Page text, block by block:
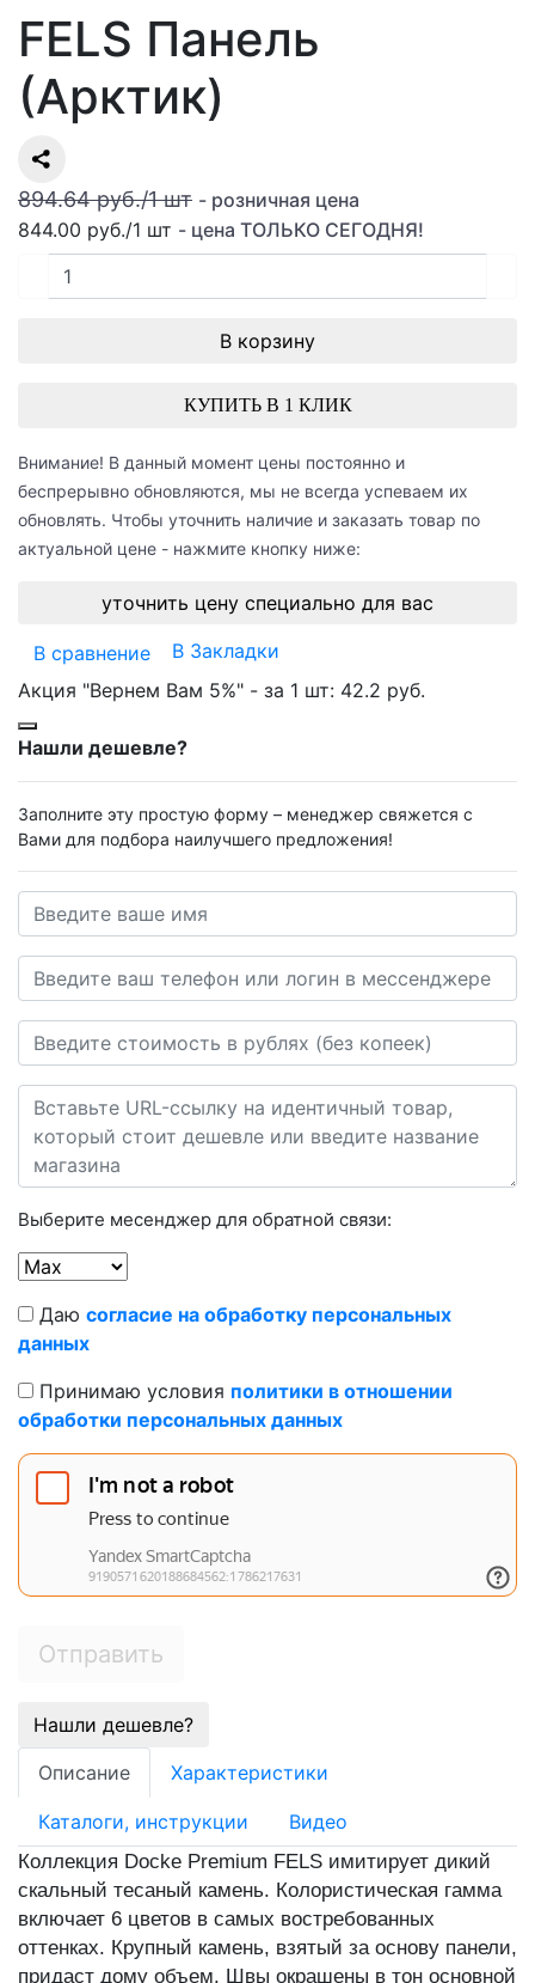
FELS Панель
(Арктик)
894.64 руб./1шт - розничная цена
844.00 руб./1 шт - цена ТОЛЬКО СЕГОДНЯ!
В корзину
КУПИТЬ В 1 КЛИК
Внимание! В данный момент цены постоянно и
беспрерывно обновляются, мы не всегда успеваем их
обновлять. Чтобы уточнить наличие и заказать товар по
актуальной цене - нажмите кнопку ниже:
уточнить цену специально для вас
В сравнение
В Закладки
Акция "Вернем Вам 5%" - за 1 шт: 42.2 руб.
Нашли дешевле?
Заполните эту простую форму – менеджер свяжется с
Вами для подбора наилучшего предложения!
Выберите месенджер для обратной связи:
Даю согласие на обработку персональных
данных
Принимаю условия политики в отношении
обработки персональных данных
Отправить
Нашли дешевле?
Описание
Характеристики
Каталоги, инструкции
Видео
Коллекция Docke Premium FELS имитирует дикий
скальный тесаный камень. Колористическая гамма
включает 6 цветов в самых востребованных
оттенках. Крупный камень, взятый за основу панели,
придаст дому объем. Швы окрашены в тон основной